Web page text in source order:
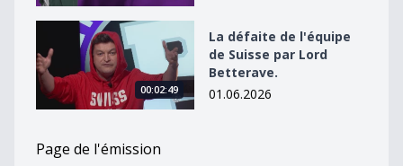
La défaite de l&#039;équipe de Suisse par Lord
00:02:49
La défaite de l'équipe
de Suisse par Lord
Betterave.
01.06.2026
Page de l'émission